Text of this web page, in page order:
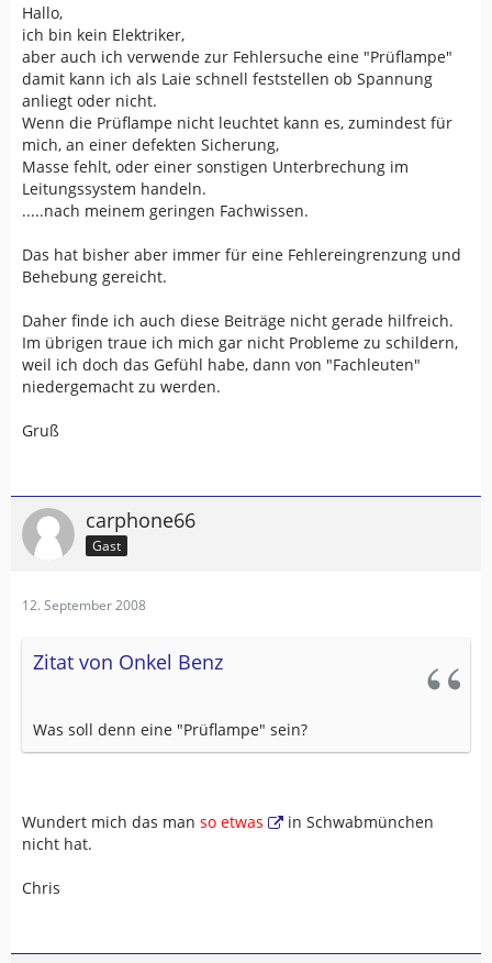
Hallo,
ich bin kein Elektriker,
aber auch ich verwende zur Fehlersuche eine "Prüflampe"
damit kann ich als Laie schnell feststellen ob Spannung
anliegt oder nicht.
Wenn die Prüflampe nicht leuchtet kann es, zumindest für
mich, an einer defekten Sicherung,
Masse fehlt, oder einer sonstigen Unterbrechung im
Leitungssystem handeln.
.....nach meinem geringen Fachwissen.
Das hat bisher aber immer für eine Fehlereingrenzung und
Behebung gereicht.
Daher finde ich auch diese Beiträge nicht gerade hilfreich.
Im übrigen traue ich mich gar nicht Probleme zu schildern,
weil ich doch das Gefühl habe, dann von "Fachleuten"
niedergemacht zu werden.
Gruß
carphone66
Gast
12. September 2008
Zitat von Onkel Benz
Was soll denn eine "Prüflampe" sein?
Wundert mich das man so etwas
in Schwabmünchen
nicht hat.
Chris